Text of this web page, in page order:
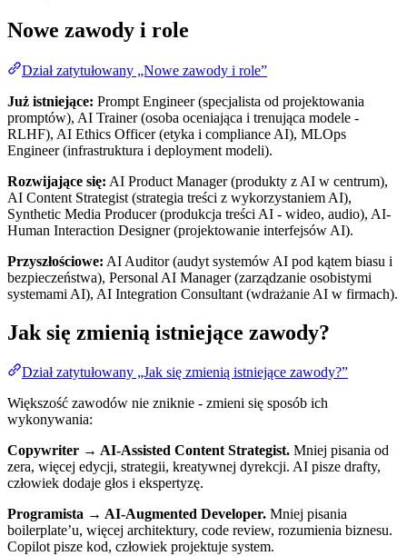
Nowe zawody i role
Dział zatytułowany „Nowe zawody i role”
Już istniejące: Prompt Engineer (specjalista od projektowania
promptów), AI Trainer (osoba oceniająca i trenująca modele -
RLHF), AI Ethics Officer (etyka i compliance AI), MLOps
Engineer (infrastruktura i deployment modeli).
Rozwijające się: AI Product Manager (produkty z AI w centrum),
AI Content Strategist (strategia treści z wykorzystaniem AI),
Synthetic Media Producer (produkcja treści AI - wideo, audio), AI-
Human Interaction Designer (projektowanie interfejsów AI).
Przyszłościowe: AI Auditor (audyt systemów AI pod kątem biasu i
bezpieczeństwa), Personal AI Manager (zarządzanie osobistymi
systemami AI), AI Integration Consultant (wdrażanie AI w firmach).
Jak się zmienią istniejące zawody?
Dział zatytułowany „Jak się zmienią istniejące zawody?”
Większość zawodów nie zniknie - zmieni się sposób ich
wykonywania:
Copywriter → AI-Assisted Content Strategist. Mniej pisania od
zera, więcej edycji, strategii, kreatywnej dyrekcji. AI pisze drafty,
człowiek dodaje głos i ekspertyzę.
Programista → AI-Augmented Developer. Mniej pisania
boilerplate’u, więcej architektury, code review, rozumienia biznesu.
Copilot pisze kod, człowiek projektuje system.